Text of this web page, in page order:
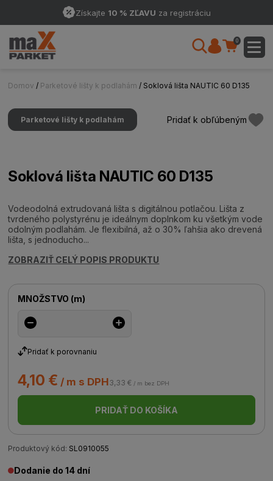
Získajte 10 % ZĽAVU za registráciu
0
Domov / Parketové lišty k podlahám / Soklová lišta NAUTIC 60 D135
Parketové lišty k podlahám Pridať k obľúbeným
Soklová lišta NAUTIC 60 D135
Vodeodolná extrudovaná lišta s digitálnou potlačou. Lišta z
tvrdeného polystyrénu je ideálnym doplnkom ku všetkým vode
odolným podlahám. Je flexibilná, až o 30% ľahšia ako drevená
lišta, s jednoducho...
ZOBRAZIŤ CELÝ POPIS PRODUKTU
MNOŽSTVO (m)
Pridať k porovnaniu
4,10 € / m s DPH3,33 € / m bez DPH
PRIDAŤ DO KOŠÍKA
Produktový kód: SL0910055
Dodanie do 14 dní